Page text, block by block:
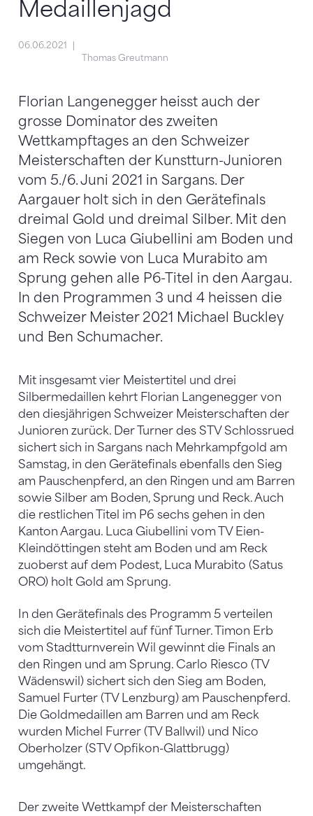
Medaillenjagd
06.06.2021
Thomas Greutmann
Florian Langenegger heisst auch der
grosse Dominator des zweiten
Wettkampftages an den Schweizer
Meisterschaften der Kunstturn-Junioren
vom 5./6. Juni 2021 in Sargans. Der
Aargauer holt sich in den Gerätefinals
dreimal Gold und dreimal Silber. Mit den
Siegen von Luca Giubellini am Boden und
am Reck sowie von Luca Murabito am
Sprung gehen alle P6-Titel in den Aargau.
In den Programmen 3 und 4 heissen die
Schweizer Meister 2021 Michael Buckley
und Ben Schumacher.
Mit insgesamt vier Meistertitel und drei
Silbermedaillen kehrt Florian Langenegger von
den diesjährigen Schweizer Meisterschaften der
Junioren zurück. Der Turner des STV Schlossrued
sichert sich in Sargans nach Mehrkampfgold am
Samstag, in den Gerätefinals ebenfalls den Sieg
am Pauschenpferd, an den Ringen und am Barren
sowie Silber am Boden, Sprung und Reck. Auch
die restlichen Titel im P6 sechs gehen in den
Kanton Aargau. Luca Giubellini vom TV Eien-
Kleindöttingen steht am Boden und am Reck
zuoberst auf dem Podest, Luca Murabito (Satus
ORO) holt Gold am Sprung.
In den Gerätefinals des Programm 5 verteilen
sich die Meistertitel auf fünf Turner. Timon Erb
vom Stadtturnverein Wil gewinnt die Finals an
den Ringen und am Sprung. Carlo Riesco (TV
Wädenswil) sichert sich den Sieg am Boden,
Samuel Furter (TV Lenzburg) am Pauschenpferd.
Die Goldmedaillen am Barren und am Reck
wurden Michel Furrer (TV Ballwil) und Nico
Oberholzer (STV Opfikon-Glattbrugg)
umgehängt.
Der zweite Wettkampf der Meisterschaften